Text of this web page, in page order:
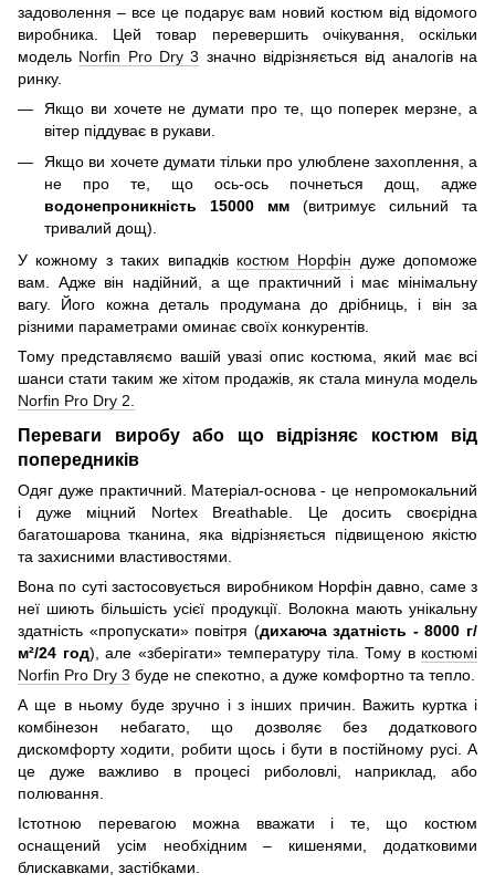
задоволення – все це подарує вам новий костюм від відомого
виробника. Цей товар перевершить очікування, оскільки
модель Norfin Pro Dry 3 значно відрізняється від аналогів на
ринку.
Якщо ви хочете не думати про те, що поперек мерзне, а
вітер піддуває в рукави.
Якщо ви хочете думати тільки про улюблене захоплення, а
не про те, що ось-ось почнеться дощ, адже
водонепроникність 15000 мм (витримує сильний та
тривалий дощ).
У кожному з таких випадків костюм Норфін дуже допоможе
вам. Адже він надійний, а ще практичний і має мінімальну
вагу. Його кожна деталь продумана до дрібниць, і він за
різними параметрами оминає своїх конкурентів.
Тому представляємо вашій увазі опис костюма, який має всі
шанси стати таким же хітом продажів, як стала минула модель
Norfin Pro Dry 2.
Переваги виробу або що відрізняє костюм від
попередників
Одяг дуже практичний. Матеріал-основа - це непромокальний
і дуже міцний Nortex Breathable. Це досить своєрідна
багатошарова тканина, яка відрізняється підвищеною якістю
та захисними властивостями.
Вона по суті застосовується виробником Норфін давно, саме з
неї шиють більшість усієї продукції. Волокна мають унікальну
здатність «пропускати» повітря (дихаюча здатність - 8000 г/
м²/24 год), але «зберігати» температуру тіла. Тому в костюмі
Norfin Pro Dry 3 буде не спекотно, а дуже комфортно та тепло.
А ще в ньому буде зручно і з інших причин. Важить куртка і
комбінезон небагато, що дозволяє без додаткового
дискомфорту ходити, робити щось і бути в постійному русі. А
це дуже важливо в процесі риболовлі, наприклад, або
полювання.
Істотною перевагою можна вважати і те, що костюм
оснащений усім необхідним – кишенями, додатковими
блискавками, застібками.